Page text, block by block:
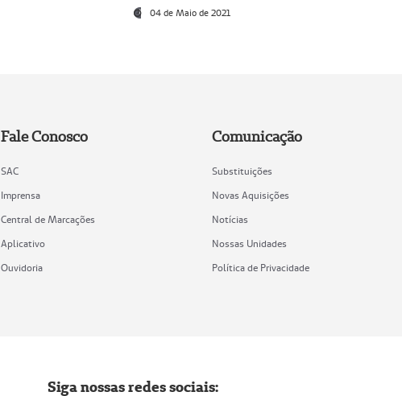
04 de Maio de 2021
Fale Conosco
SAC
Imprensa
Central de Marcações
Aplicativo
Ouvidoria
Comunicação
Substituições
Novas Aquisições
Notícias
Nossas Unidades
Política de Privacidade
Siga nossas redes sociais: